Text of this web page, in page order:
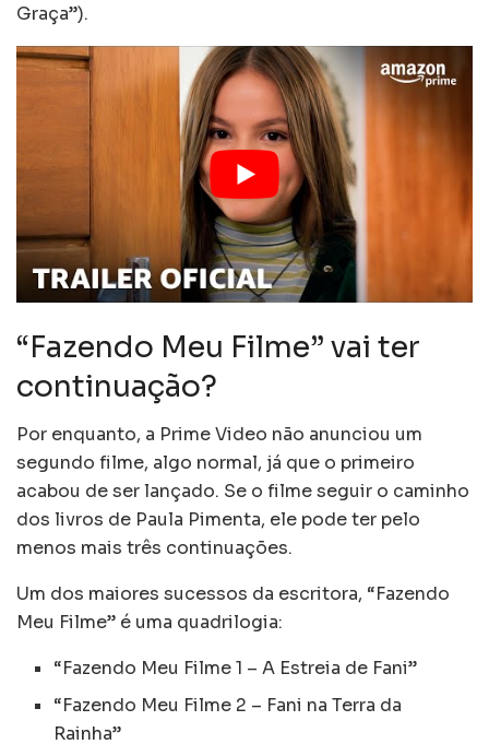
Graça”).
“Fazendo Meu Filme” vai ter
continuação?
Por enquanto, a Prime Video não anunciou um
segundo filme, algo normal, já que o primeiro
acabou de ser lançado. Se o filme seguir o caminho
dos livros de Paula Pimenta, ele pode ter pelo
menos mais três continuações.
Um dos maiores sucessos da escritora, “Fazendo
Meu Filme” é uma quadrilogia:
“Fazendo Meu Filme 1 – A Estreia de Fani”
“Fazendo Meu Filme 2 – Fani na Terra da
Rainha”